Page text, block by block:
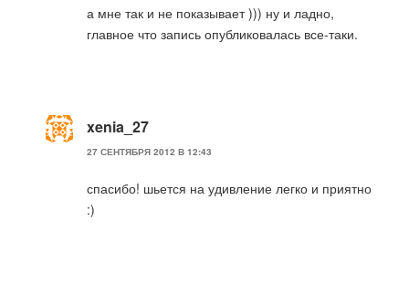
а мне так и не показывает ))) ну и ладно,
главное что запись опубликовалась все-таки.
xenia_27
27 СЕНТЯБРЯ 2012 В 12:43
спасибо! шьется на удивление легко и приятно
:)